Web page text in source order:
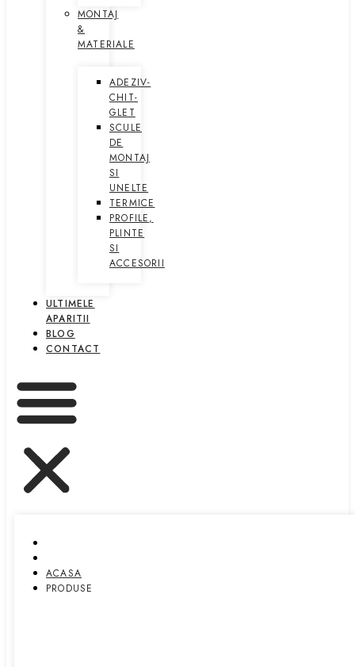
MONTAJ
&
MATERIALE
ADEZIV-
CHIT-
GLET
SCULE
DE
MONTAJ
SI
UNELTE
TERMICE
PROFILE,
PLINTE
SI
ACCESORII
ULTIMELE
APARITII
BLOG
CONTACT
ACASA
PRODUSE